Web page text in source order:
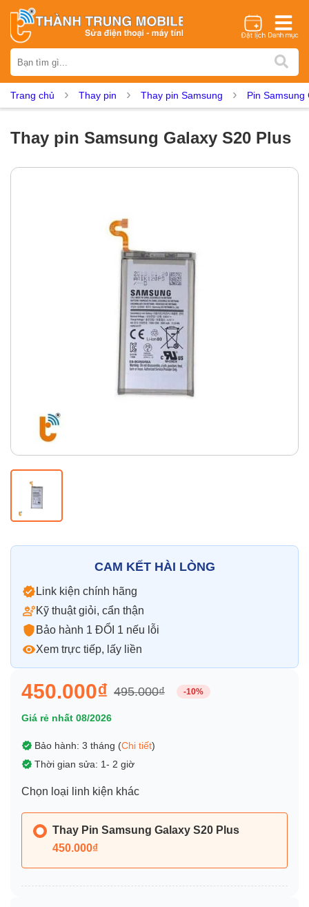
iPhone Samsung Oppo Xiaomi Realme Vivo
Vsmart Nokia Google Pixel
Dịch vụ sửa chữa
Thay rung
Thay màn hình
Màn hình iPhone Màn hình Samsung
Màn hình Xiaomi Màn hình Realme
Màn hình Vsmart Màn hình Google Pixel
Pin iPhone Pin Samsumg
Pin Realme
Trang chủ Thay pin Thay pin Samsung Pin Samsung
Thay pin Samsung Galaxy S20 Plus
CAM KẾT HÀI LÒNG
Link kiện chính hãng
Kỹ thuật giỏi, cẩn thận
Bảo hành 1 ĐỔI 1 nếu lỗi
Xem trực tiếp, lấy liền
450.000₫ 495.000₫ -10%
Giá rẻ nhất 08/2026
Bảo hành: 3 tháng (Chi tiết)
Thời gian sửa: 1- 2 giờ
Chọn loại linh kiện khác
Thay Pin Samsung Galaxy S20 Plus
450.000₫